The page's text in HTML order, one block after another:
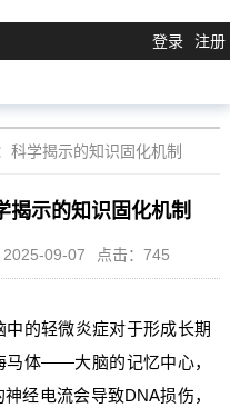
登录 注册
科学揭示的知识固化机制
揭示的知识固化机制
2025-09-07 点击：745
的轻微炎症对于形成长期
马体——大脑的记忆中心，
经电流会导致DNA损伤，